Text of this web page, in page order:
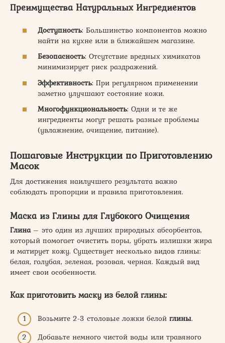
Преимущества Натуральных Ингредиентов
Доступность: Большинство компонентов можно
найти на кухне или в ближайшем магазине.
Безопасность: Отсутствие вредных химикатов
минимизирует риск раздражений.
Эффективность: При регулярном применении
заметно улучшают состояние кожи.
Многофункциональность: Одни и те же
ингредиенты могут решать разные проблемы
(увлажнение, очищение, питание).
Пошаговые Инструкции по Приготовлению
Масок
Для достижения наилучшего результата важно
соблюдать пропорции и правила приготовления.
Маска из Глины для Глубокого Очищения
Глина– это один из лучших природных абсорбентов,
который помогает очистить поры, убрать излишки жира
и матирует кожу. Существует несколько видов глины:
белая, голубая, зеленая, розовая, черная. Каждый вид
имеет свои особенности.
Как приготовить маску из белой глины:
Возьмите 2-3 столовые ложки белой глины.
Добавьте немного чистой воды или травяного